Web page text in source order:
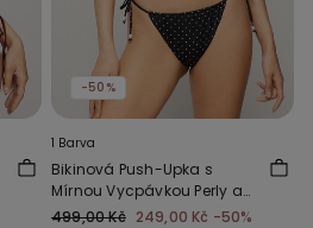
-50%
1 Barva
Bikinová Push-Upka s
Mírnou Vycpávkou Perly a
Puntíky
499,00 Kč 249,00 Kč -50%